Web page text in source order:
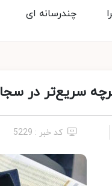
چندرسانه ای
سریع‌تر در
کد خبر : 5229